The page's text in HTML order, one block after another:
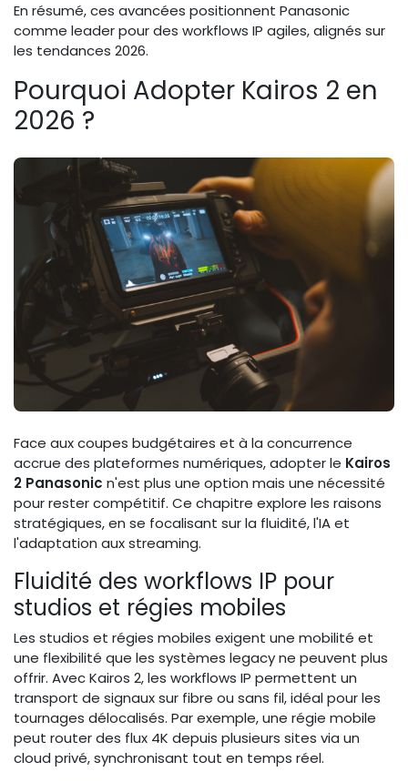
En résumé, ces avancées positionnent Panasonic
comme leader pour des workflows IP agiles, alignés sur
les tendances 2026.
Pourquoi Adopter Kairos 2 en
2026 ?
Face aux coupes budgétaires et à la concurrence
accrue des plateformes numériques, adopter le Kairos
2 Panasonic n'est plus une option mais une nécessité
pour rester compétitif. Ce chapitre explore les raisons
stratégiques, en se focalisant sur la fluidité, l'IA et
l'adaptation aux streaming.
Fluidité des workflows IP pour
studios et régies mobiles
Les studios et régies mobiles exigent une mobilité et
une flexibilité que les systèmes legacy ne peuvent plus
offrir. Avec Kairos 2, les workflows IP permettent un
transport de signaux sur fibre ou sans fil, idéal pour les
tournages délocalisés. Par exemple, une régie mobile
peut router des flux 4K depuis plusieurs sites via un
cloud privé, synchronisant tout en temps réel.